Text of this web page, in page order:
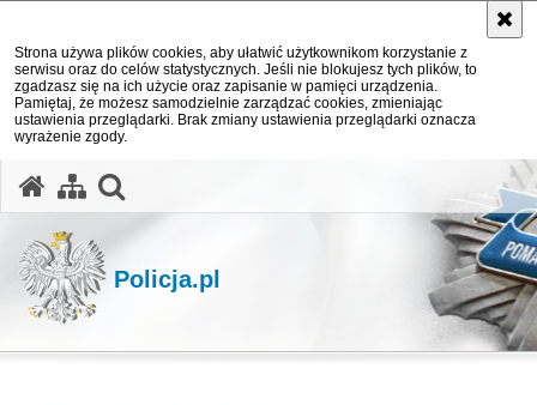
Strona używa plików cookies, aby ułatwić użytkownikom korzystanie z
serwisu oraz do celów statystycznych. Jeśli nie blokujesz tych plików, to
zgadzasz się na ich użycie oraz zapisanie w pamięci urządzenia.
Pamiętaj, że możesz samodzielnie zarządzać cookies, zmieniając
ustawienia przeglądarki. Brak zmiany ustawienia przeglądarki oznacza
wyrażenie zgody.
Policja.pl